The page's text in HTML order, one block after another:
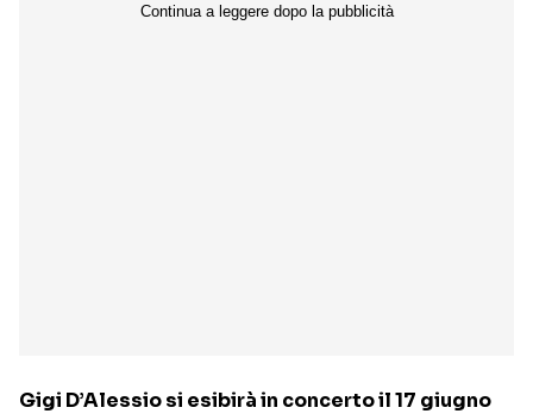
Gigi D’Alessio si esibirà in concerto il 17 giugno